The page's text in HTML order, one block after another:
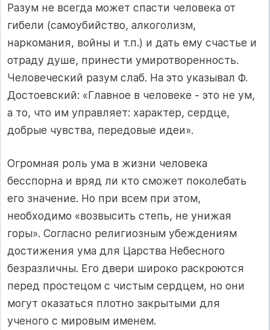
Разум не всегда может спасти человека от
гибели (самоубийство, алкоголизм,
наркомания, войны и т.п.) и дать ему счастье и
отраду душе, принести умиротворенность.
Человеческий разум слаб. На это указывал Ф.
Достоевский: «Главное в человеке - это не ум,
а то, что им управляет: характер, сердце,
добрые чувства, передовые идеи».
Огромная роль ума в жизни человека
бесспорна и вряд ли кто сможет поколебать
его значение. Но при всем при этом,
необходимо «возвысить степь, не унижая
горы». Согласно религиозным убеждениям
достижения ума для Царства Небесного
безразличны. Его двери широко раскроются
перед простецом с чистым сердцем, но они
могут оказаться плотно закрытыми для
ученого с мировым именем.